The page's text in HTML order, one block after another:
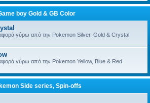
boy Gold & GB Color
αφορά γύρω από την Pokemon Silver, Gold & Crystal
αφορά γύρω από την Pokemon Yellow, Blue & Red
Side series, Spin-offs